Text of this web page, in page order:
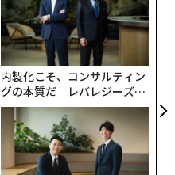
内製化こそ、コンサルティン
グの本質だ レバレジーズが
実践する、次世代ファームの
全貌